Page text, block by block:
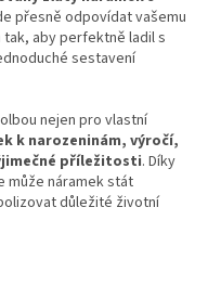
přesně odpovídat vašemu
aby perfektně ladil s
sestavení
nejen pro vlastní
k narozeninám, výročí,
příležitosti. Díky
může náramek stát
důležité životní